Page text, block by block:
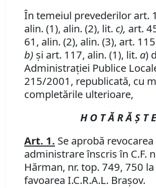
În temeiul prevederilor art.
alin. (1), alin. (2), lit. c), art.
61, alin. (2), alin. (3), art.
b) şi art. 117, alin. (1), lit. a)
Administraţiei Publice
215/2001, republicată, cu
completările ulterioare,
H O T Ă R Ă Ş T
Art. 1. Se aprobă
administrare înscris în C.F.
Hărman, nr. top. 749, 750 la
favoarea I.C.R.A.L. Braşov.